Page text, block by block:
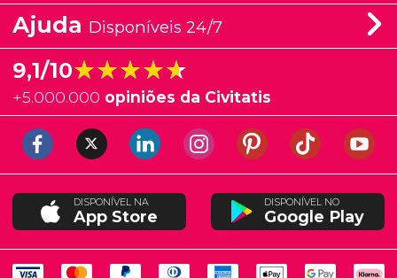
Ajuda Disponíveis 24/7
9,1/10★★★★★
★★★★★
+5.000.000 opiniões da Civitatis
DISPONÍVEL NA
App Store
DISPONÍVEL NO
Google Play